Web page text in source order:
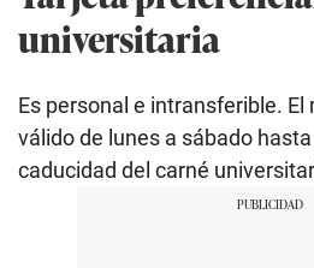
universitaria
Es personal e intransferible. El
válido de lunes a sábado
caducidad del carné